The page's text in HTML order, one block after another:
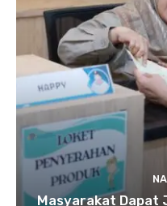
Masyarakat Dapat